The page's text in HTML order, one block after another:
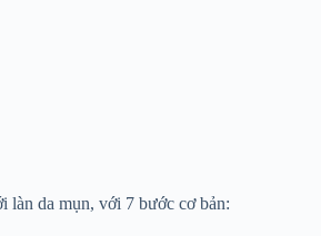
làn da mụn, với 7 bước cơ bản: